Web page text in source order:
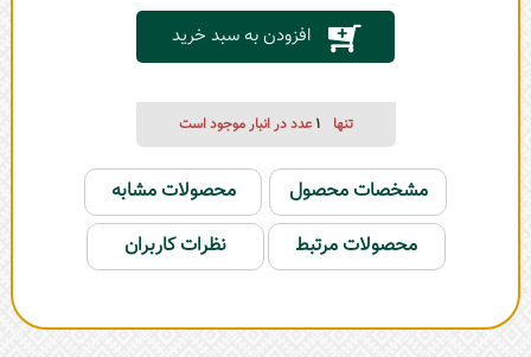
افزودن به سبد خرید
تنها 1 عدد در انبار موجود است
مشخصات محصول
محصولات مشابه
محصولات مرتبط
نظرات کاربران